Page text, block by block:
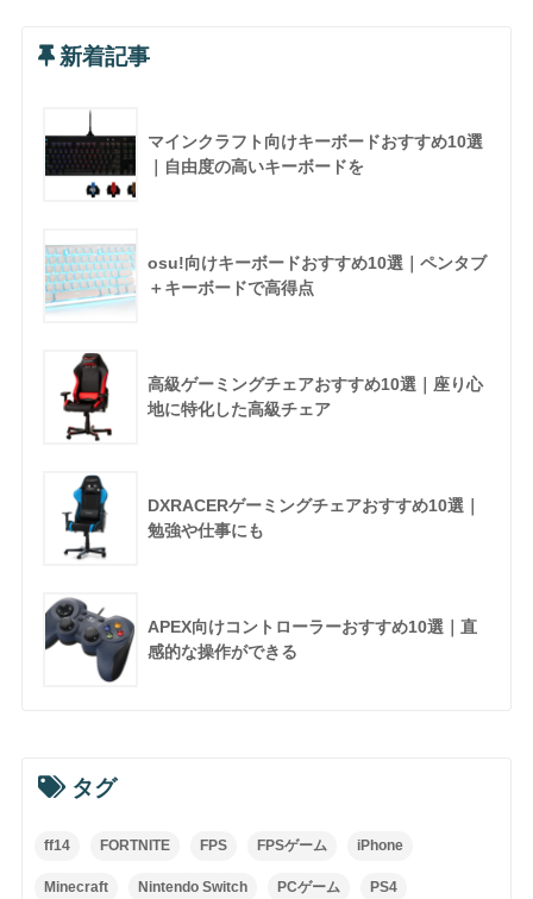
新着記事
マインクラフト向けキーボードおすすめ10選
｜自由度の高いキーボードを
osu!向けキーボードおすすめ10選｜ペンタブ
＋キーボードで高得点
高級ゲーミングチェアおすすめ10選｜座り心
地に特化した高級チェア
DXRACERゲーミングチェアおすすめ10選｜
勉強や仕事にも
APEX向けコントローラーおすすめ10選｜直
感的な操作ができる
タグ
ff14 FORTNITE FPS FPSゲーム iPhone
Minecraft Nintendo Switch PCゲーム PS4